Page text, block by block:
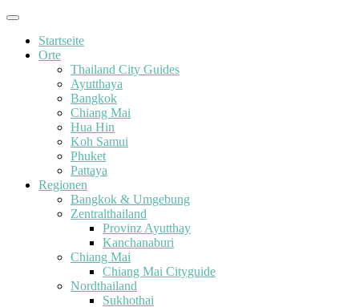
Startseite
Orte
Thailand City Guides
Ayutthaya
Bangkok
Chiang Mai
Hua Hin
Koh Samui
Phuket
Pattaya
Regionen
Bangkok & Umgebung
Zentralthailand
Provinz Ayutthay
Kanchanaburi
Chiang Mai
Chiang Mai Cityguide
Nordthailand
Sukhothai